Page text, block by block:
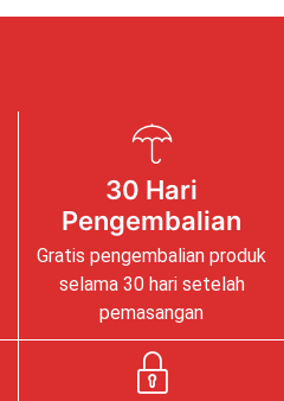
30 Hari
Pengembalian
Gratis pengembalian produk
selama 30 hari setelah
pemasangan